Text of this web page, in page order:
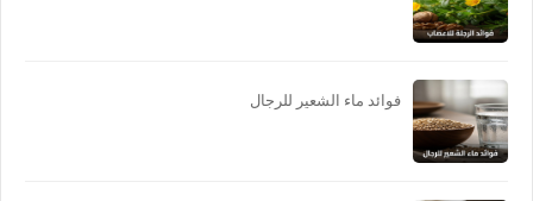
فوائد ماء الشعير للرجال